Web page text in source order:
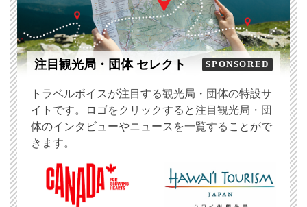
注目観光局・団体 セレクト SPONSORED
トラベルボイスが注目する観光局・団体の特設サ
イトです。ロゴをクリックすると注目観光局・団
体のインタビューやニュースを一覧することがで
きます。